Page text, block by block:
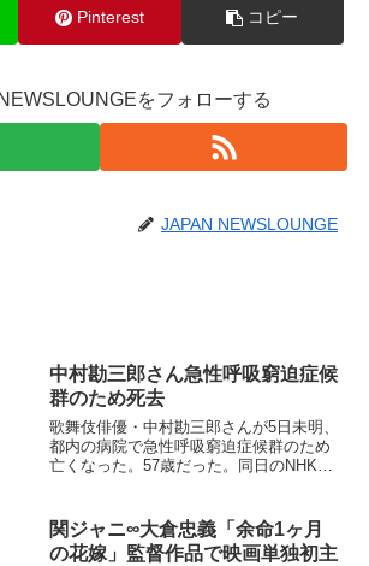
Pinterest コピー
をフォローする
JAPAN NEWSLOUNGE
中村勘三郎さん急性呼吸窮迫症候
群のため死去
歌舞伎俳優・中村勘三郎さんが5日未明、
都内の病院で急性呼吸窮迫症候群のため
亡くなった。57歳だった。同日のNHKニ
て生まれ3歳で五代目・中村勘九郎を襲
名。『昔噺桃太郎』...
関ジャニ∞大倉忠義「余命1ヶ月
の花嫁」監督作品で映画単独初主